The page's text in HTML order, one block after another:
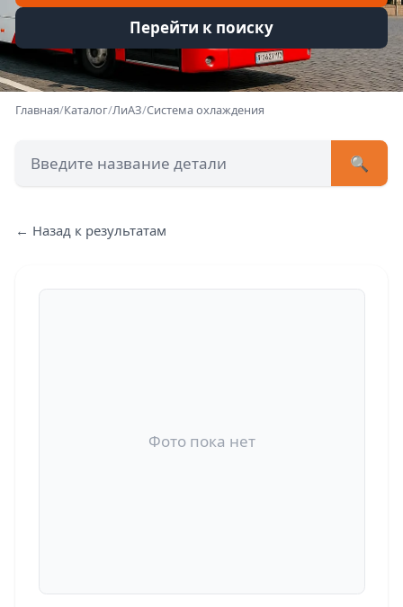
Перейти к поиску
Главная/Каталог/ЛиАЗ/Система охлаждения
🔍
← Назад к результатам
Фото пока нет